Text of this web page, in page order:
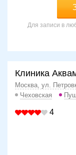
Для записи в
Клиника
Москва, ул.
Чеховская
4